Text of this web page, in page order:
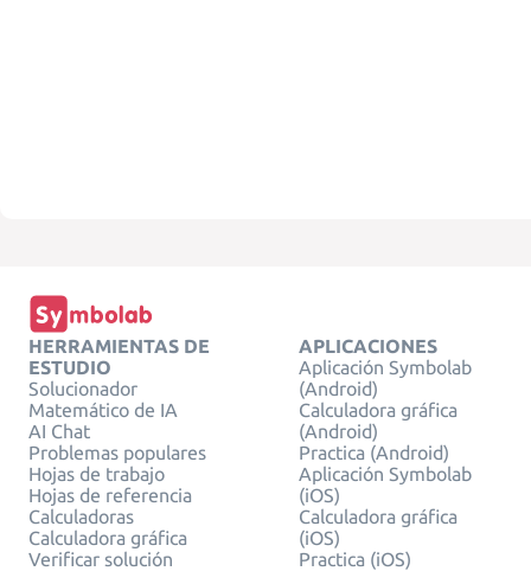
HERRAMIENTAS DE
ESTUDIO
Solucionador
Matemático de IA
AI Chat
Problemas populares
Hojas de trabajo
Hojas de referencia
Calculadoras
Calculadora gráfica
Verificar solución
APLICACIONES
Aplicación Symbolab
(Android)
Calculadora gráfica
(Android)
Practica (Android)
Aplicación Symbolab
(iOS)
Calculadora gráfica
(iOS)
Practica (iOS)